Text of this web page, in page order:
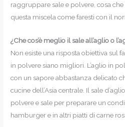
raggruppare sale e polvere, cosa
questa miscela come faresti con il
¿Che cos’è meglio il sale all’aglio o
Non esiste una risposta obiettiva sul
in polvere siano migliori. L’aglio in
con un sapore abbastanza delicato
cucine dell’Asia centrale. Il sale
polvere e sale per preparare un
hamburger e in altri piatti di carne